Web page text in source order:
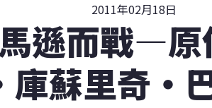
2011年02月18日
遜而戰—原
蘇里奇‧